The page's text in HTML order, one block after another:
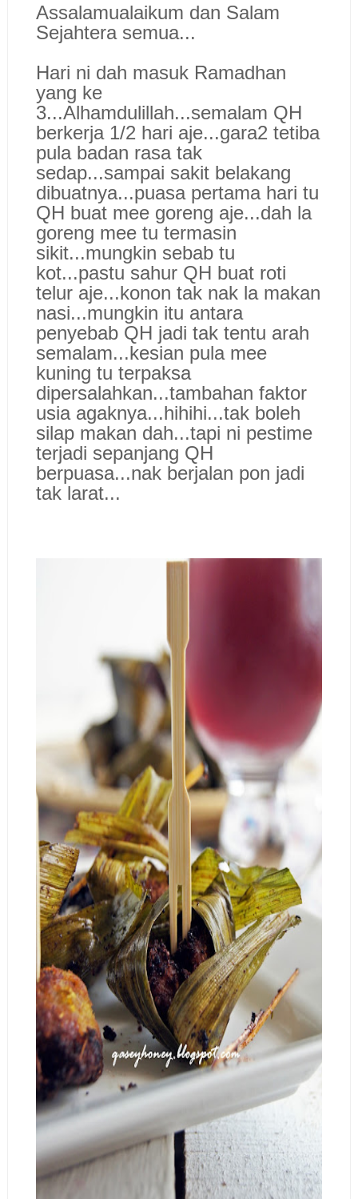
Assalamualaikum dan Salam
Sejahtera semua...
Hari ni dah masuk Ramadhan
yang ke
3...Alhamdulillah...semalam QH
berkerja 1/2 hari aje...gara2 tetiba
pula badan rasa tak
sedap...sampai sakit belakang
dibuatnya...puasa pertama hari tu
QH buat mee goreng aje...dah la
goreng mee tu termasin
sikit...mungkin sebab tu
kot...pastu sahur QH buat roti
telur aje...konon tak nak la makan
nasi...mungkin itu antara
penyebab QH jadi tak tentu arah
semalam...kesian pula mee
kuning tu terpaksa
dipersalahkan...tambahan faktor
usia agaknya...hihihi...tak boleh
silap makan dah...tapi ni pestime
terjadi sepanjang QH
berpuasa...nak berjalan pon jadi
tak larat...